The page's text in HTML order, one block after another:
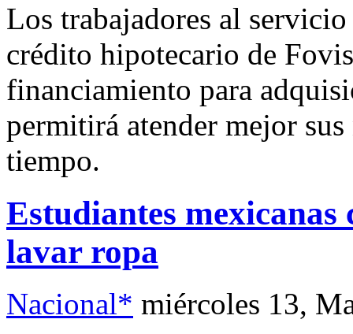
Los trabajadores al
crédito hipotecario de
financiamiento para
permitirá atender mejor
tiempo.
Estudiantes mexicanas
lavar ropa
Nacional* miércoles 13,